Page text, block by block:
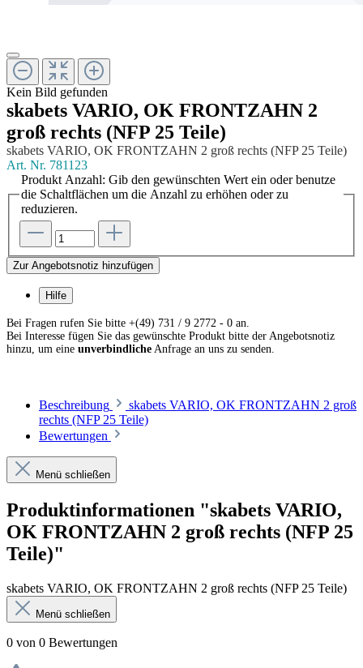
Kein Bild gefunden
skabets VARIO, OK FRONTZAHN 2
groß rechts (NFP 25 Teile)
skabets VARIO, OK FRONTZAHN 2 groß rechts (NFP 25 Teile)
Art. Nr. 781123
Produkt Anzahl: Gib den gewünschten Wert ein oder benutze
die Schaltflächen um die Anzahl zu erhöhen oder zu
reduzieren.
Zur Angebotsnotiz hinzufügen
Hilfe
Bei Fragen rufen Sie bitte +(49) 731 / 9 2772 - 0 an.
Bei Interesse fügen Sie das gewünschte Produkt bitte der Angebotsnotiz
hinzu, um eine unverbindliche Anfrage an uns zu senden.
Beschreibung
skabets VARIO, OK FRONTZAHN 2 groß
rechts (NFP 25 Teile)
Bewertungen
Menü schließen
Produktinformationen "skabets VARIO,
OK FRONTZAHN 2 groß rechts (NFP 25
Teile)"
skabets VARIO, OK FRONTZAHN 2 groß rechts (NFP 25 Teile)
Menü schließen
0 von 0 Bewertungen